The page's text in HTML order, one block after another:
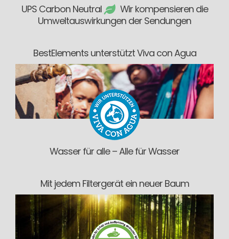
UPS Carbon Neutral
Wir kompensieren die
Umweltauswirkungen der Sendungen
BestElements unterstützt Viva con Agua
Wasser für alle – Alle für Wasser
Mit jedem Filtergerät ein neuer Baum